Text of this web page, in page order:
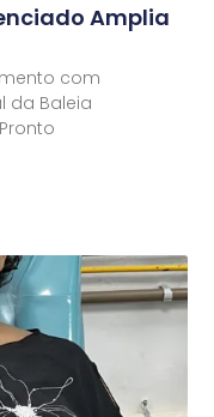
Amplia
com
da Baleia